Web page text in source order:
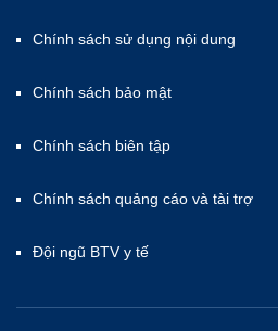
Chính sách sử dụng nội dung
Chính sách bảo mật
Chính sách biên tập
Chính sách quảng cáo và tài trợ
Đội ngũ BTV y tế